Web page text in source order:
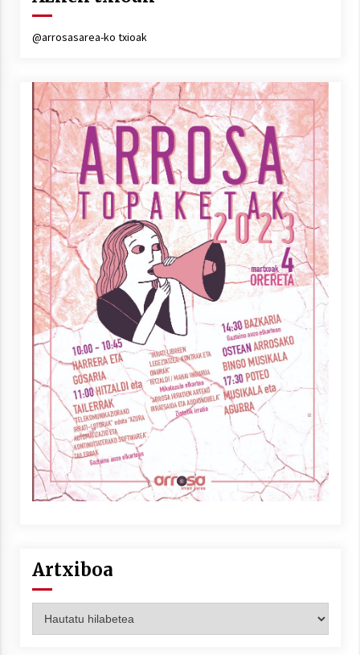
Arrosaren 20 urteez
2021/07/06
Hala Bedi irratiko Hizpidea saioan
Arrosaren 20 urteez
2021/07/03
Zebrabidearen denboraldi amaiera
EHZtik
2021/07/01
Arrosaren laburpen bideoa Hamaika
Telebistaren eskutik
2021/06/30
@arrosasarea-ko txioak
Artxiboa